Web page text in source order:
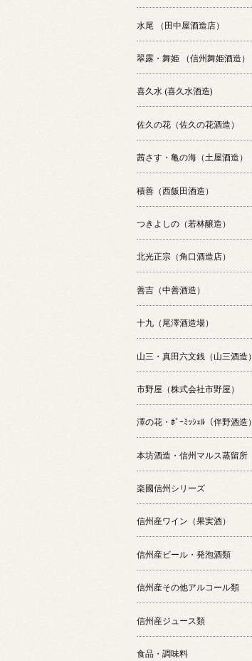
水尾 （田中屋酒造店）
翠露・舞姫 （信州舞姫酒造）
喜久水 (喜久水酒造)
佐久の花（佐久の花酒造）
茜さす・亀の海（土屋酒造）
積善（西飯田酒造）
つきよしの（若林醸造）
北光正宗（角口酒造店）
善吉（中善酒造）
十九（尾澤酒造場）
山三・真田六文銭（山三酒造）
市野屋（株式会社市野屋）
澤の花・ﾎﾞｰﾐｯｼｪﾙ（伴野酒造）
本坊酒造・信州マルス蒸留所
楽國信州シリーズ
信州産ワイン（果実酒）
信州産ビール・発泡酒類
信州産その他アルコール類
信州産ジュース類
食品・調味料